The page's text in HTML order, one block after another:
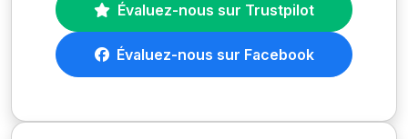
Évaluez-nous sur Trustpilot
Évaluez-nous sur Facebook